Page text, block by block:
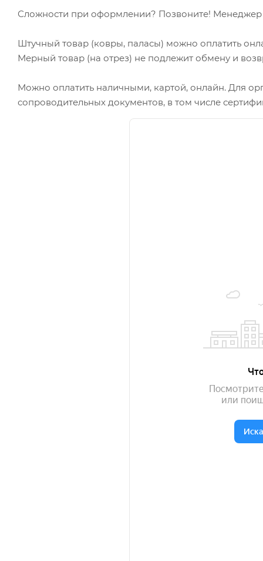
Сложности при оформлении? Позвоните! Менеджер
Штучный товар (ковры, паласы) можно оплатить
Мерный товар (на отрез) не подлежит обмену и
Можно оплатить наличными, картой, онлайн. Для
сопроводительных документов, в том числе